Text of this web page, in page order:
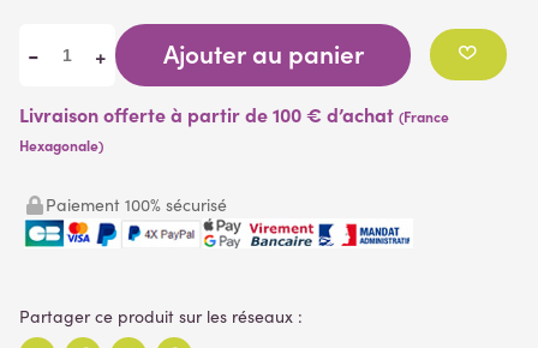
- + Ajouter au panier
Livraison offerte à partir de 100 € d’achat (France
Hexagonale)
Paiement 100% sécurisé